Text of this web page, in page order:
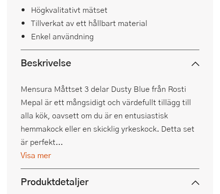
Högkvalitativt mätset
Tillverkat av ett hållbart material
Enkel användning
Beskrivelse
Mensura Måttset 3 delar Dusty Blue från Rosti
Mepal är ett mångsidigt och värdefullt tillägg till
alla kök, oavsett om du är en entusiastisk
hemmakock eller en skicklig yrkeskock. Detta set
är perfekt...
Visa mer
Produktdetaljer